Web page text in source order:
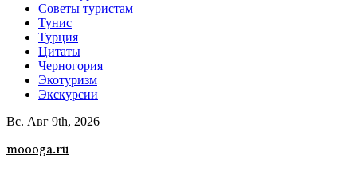
Советы туристам
Тунис
Турция
Цитаты
Черногория
Экотуризм
Экскурсии
Вс. Авг 9th, 2026
moooga.ru